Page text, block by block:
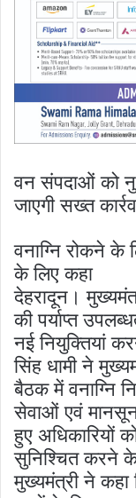
वन संपदाओं को
जाएगी सख्त
वनाग्नि रोकने
के लिए कहा
देहरादून।
की पर्याप्त
नई नियुक्तियां
सिंह धामी ने
बैठक में वनाग्नि
सेवाओं एवं मानसून
हुए अधिकारियों
सुनिश्चित करने के
मुख्यमंत्री ने